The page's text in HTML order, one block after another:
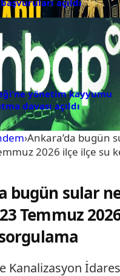
yönetim kayyumu
davası açıldı
›Ankara’da bugün
2026 ilçe ilçe su
bugün sular
Temmuz
Kanalizasyon